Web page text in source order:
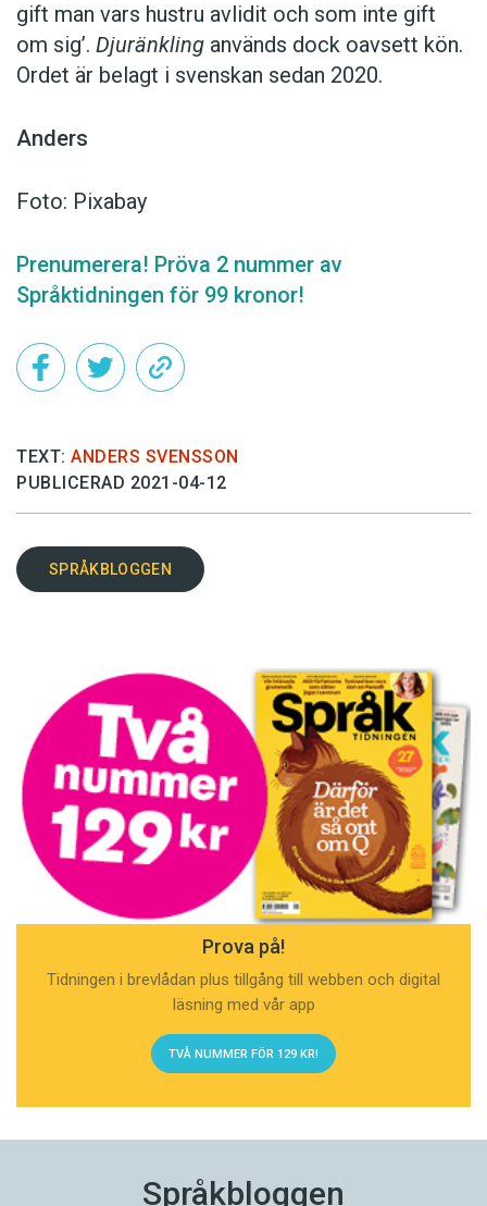
gift man vars hustru av­lidit och som inte gift
om sig’. Djuränkling används dock oavsett kön.
Ordet är belagt i svenskan sedan 2020.
Anders
Foto: Pixabay
Prenumerera! Pröva 2 nummer av
Språktidningen för 99 kronor!
TEXT: ANDERS SVENSSON
PUBLICERAD 2021-04-12
SPRÅKBLOGGEN
Prova på!
Tidningen i brevlådan plus tillgång till webben och digital
läsning med vår app
TVÅ NUMMER FÖR 129 KR!
Språkbloggen